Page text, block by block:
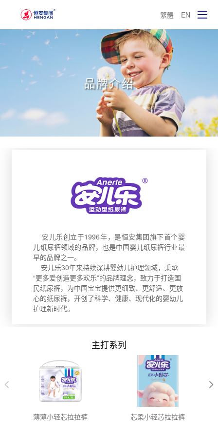
EN
繁體
品牌介绍
安儿乐创立于1996年，是恒安集团旗下首个婴
儿纸尿裤领域的品牌，也是中国婴儿纸尿裤行业最
早的品牌之一。
安儿乐30年来持续深耕婴幼儿护理领域，秉承
“更多爱创造更多欢乐”的品牌理念，致力于打造国
民纸尿裤，为中国宝宝提供更细致、更舒适、更放
心的纸尿裤，开创了科学、健康、现代化的婴幼儿
护理新时代。
主打系列
薄薄小轻芯拉拉裤 芯柔小轻芯拉拉裤